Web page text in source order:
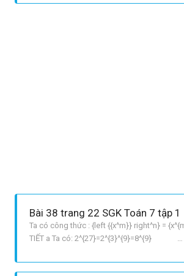
GIẢI CHI TIẾT a frac{4^{2}.4^{3}}{2^{10}} =
Bài 38 trang 22 SGK Toán 7 tập 1
Ta có công thức : {left {{x^m}} right^n} =
TIẾT a Ta có: 2^{27}=2^{3}^{9}=8^{9}
a, ta được 2^{27}